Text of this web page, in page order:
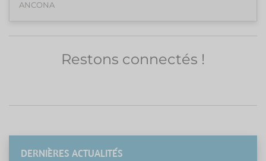
ANCONA
Restons connectés !
DERNIÈRES ACTUALITÉS